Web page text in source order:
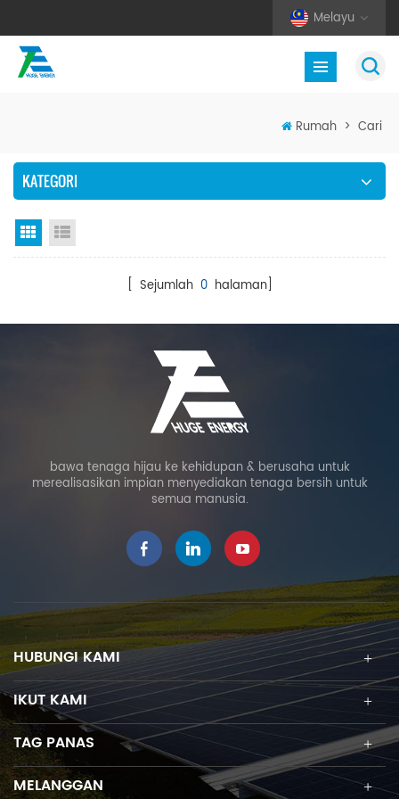
Melayu
Rumah > Cari
KATEGORI
Paparan grid
[ Sejumlah 0halaman]
bawa tenaga hijau ke kehidupan & berusaha untuk
merealisasikan impian menyediakan tenaga bersih untuk
semua manusia.
HUBUNGI KAMI
IKUT KAMI
TAG PANAS
MELANGGAN